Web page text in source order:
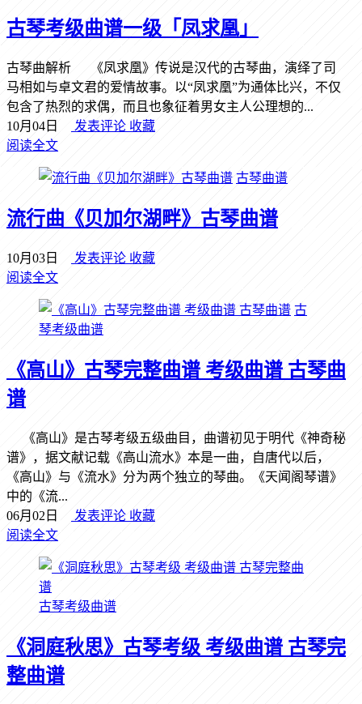
古琴考级曲谱一级「凤求凰」
古琴曲解析 《凤求凰》传说是汉代的古琴曲，演绎了司
马相如与卓文君的爱情故事。以“凤求凰”为通体比兴，不仅
包含了热烈的求偶，而且也象征着男女主人公理想的...
10月04日
发表评论 收藏
阅读全文
古琴曲谱
流行曲《贝加尔湖畔》古琴曲谱
10月03日 发表评论 收藏
阅读全文
古
琴考级曲谱
《高山》古琴完整曲谱 考级曲谱 古琴曲
谱
《高山》是古琴考级五级曲目，曲谱初见于明代《神奇秘
谱》，据文献记载《高山流水》本是一曲，自唐代以后，
《高山》与《流水》分为两个独立的琴曲。《天闻阁琴谱》
中的《流...
06月02日
发表评论 收藏
阅读全文
古琴考级曲谱
《洞庭秋思》古琴考级 考级曲谱 古琴完
整曲谱